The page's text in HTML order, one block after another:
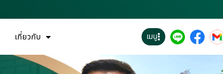
เกี่ยวกับ เมนู